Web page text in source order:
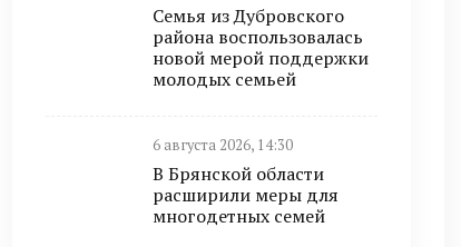
Семья из Дубровского
района воспользовалась
новой мерой поддержки
молодых семьей
6 августа 2026, 14:30
В Брянской области
расширили меры для
многодетных семей